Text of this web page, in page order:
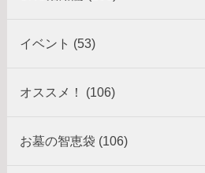
イベント (53)
オススメ！ (106)
お墓の智恵袋 (106)